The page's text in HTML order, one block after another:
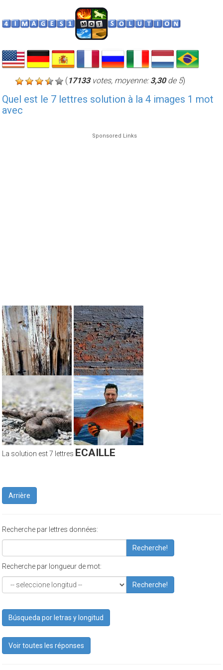
(17133votes, moyenne:3,30de 5)
Quel est le 7 lettres solution à la 4 images 1 mot
avec
Sponsored Links
La solution est 7 lettres ECAILLE
Arrière
Recherche par lettres données:
Recherche!
Recherche par longueur de mot:
Recherche!
Búsqueda por letras y longitud
Voir toutes les réponses